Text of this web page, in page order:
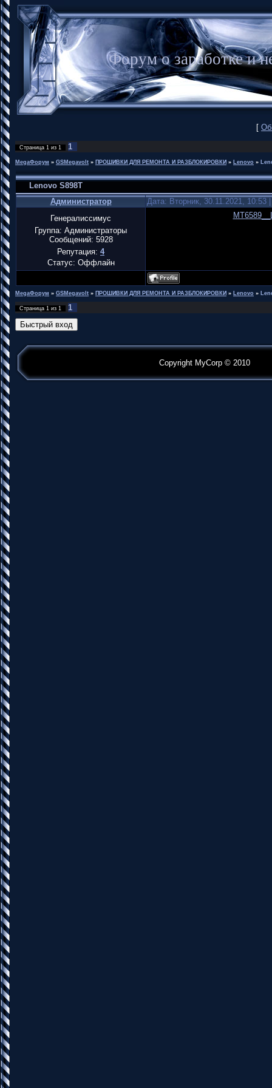
Форум о заработке
[
Страница 1 из 1 1
MegaФорум » GSMegavolt » ПРОШИВКИ ДЛЯ РЕМОНТА И РАЗБЛОКИРОВКИ » Lenovo »
Lenovo S898T
Администратор
Дата: Вторник, 30.11.2021,
Генералиссимус
Группа: Администраторы
Сообщений: 5928
Репутация: 4
Статус: Оффлайн
MegaФорум » GSMegavolt » ПРОШИВКИ ДЛЯ РЕМОНТА И РАЗБЛОКИРОВКИ » Lenovo »
Страница 1 из 1 1
Copyright MyCorp © 2010